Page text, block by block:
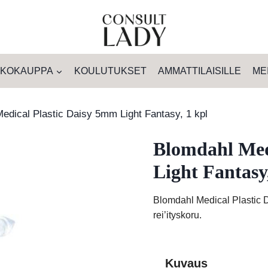
KOULUTUKSET AMMATTILAISILLE
Plastic Daisy 5mm Light Fantasy, 1 kpl
Blomdahl
Light
Blomdahl Medical Plastic
rei’ityskoru.
Kuvaus